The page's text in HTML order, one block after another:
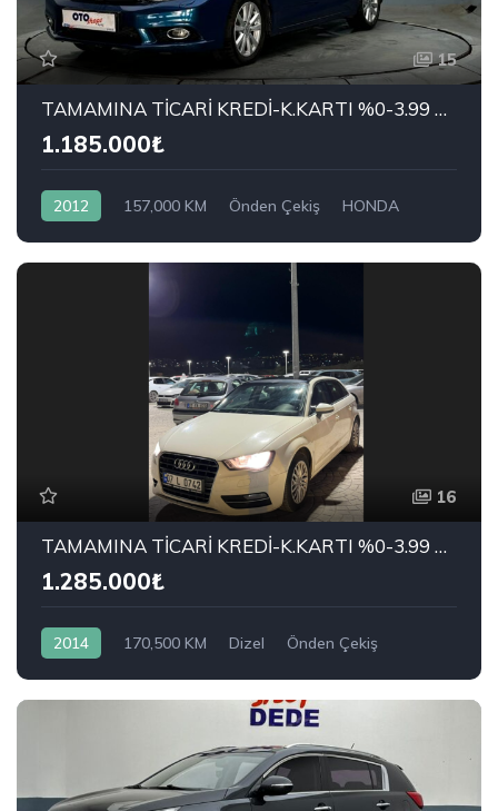
15
TAMAMINA TİCARİ KREDİ-K.KARTI %0-3.99 ÇEK-2.99 SENET-ÇKS SATIŞ
1.185.000₺
2012 157,000 KM Önden Çekiş
HONDA
16
TAMAMINA TİCARİ KREDİ-K.KARTI %0-3.99 ÇEK-2.99 SENET-ÇKS SATIŞ
1.285.000₺
2014 170,500 KM Dizel
Önden Çekiş